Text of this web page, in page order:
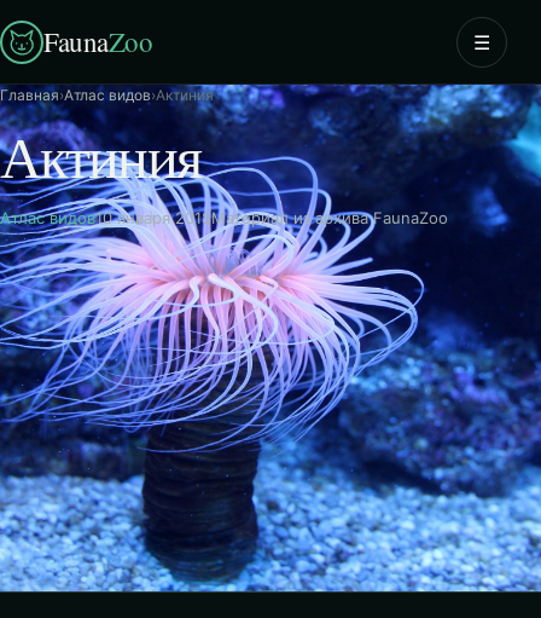
FaunaZoo ☰
Главная›Атлас видов›Актиния
Актиния
Атлас видов10 января 2018Материал из архива FaunaZoo